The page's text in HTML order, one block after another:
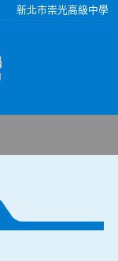
新北市崇光高級中學